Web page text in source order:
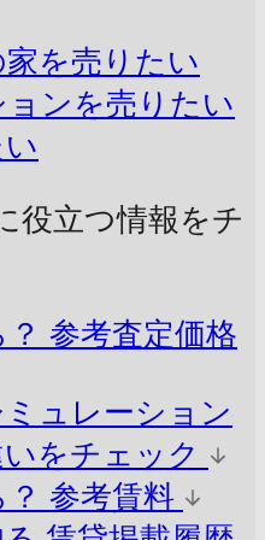
を売りたい
ンを売りたい
役立つ情報をチ
参考査定価格
ュレーション
をチェック
参考賃料